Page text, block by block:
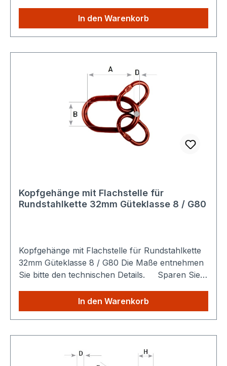
unserem Shop kaufen, Sie zahlen nur einmalig
die höheren Versandkosten.
In den Warenkorb
Kopfgehänge mit Flachstelle für
Rundstahlkette 32mm Güteklasse 8 / G80
Kopfgehänge mit Flachstelle für Rundstahlkette
32mm Güteklasse 8 / G80 Die Maße entnehmen
Sie bitte den technischen Details. Sparen Sie
unserem Shop kaufen, Sie zahlen nur einmalig
die höheren Versandkosten.
In den Warenkorb